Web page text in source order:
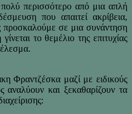
περισσότερο από μια απλή
που απαιτεί ακρίβεια,
προσκαλούμε σε μια συνάντηση
το θεμέλιο της επιτυχίας
Φραντζέσκα μαζί με ειδικούς
αναλύουν και ξεκαθαρίζουν τα